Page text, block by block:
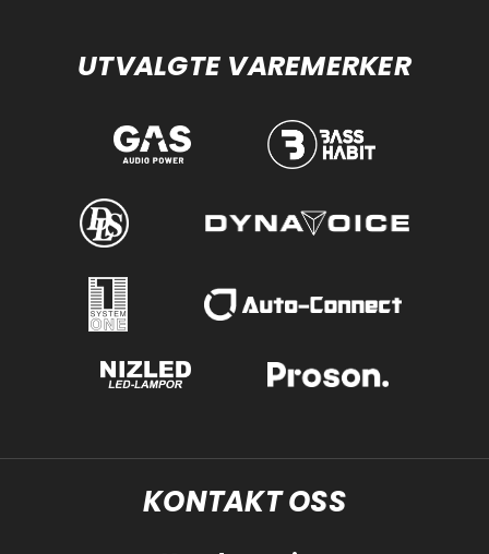
UTVALGTE VAREMERKER
KONTAKT OSS